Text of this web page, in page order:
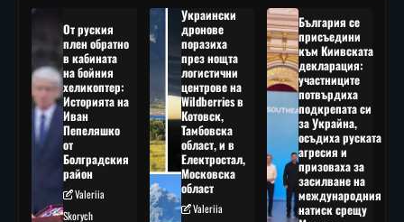
От руския
плен обратно
в кабината
на бойния
хеликоптер:
Историята на
Иван
Пепеляшко
от
Болградския
район
Valeriia
Skorych
Украински
дронове
поразиха
през нощта
логистични
центрове на
Wildberries в
Котовск,
Тамбовска
област, и в
Електростал,
Московска
област
Valeriia
България се
присъедини
към Киивската
декларация:
участниците
потвърдиха
подкрепата си
за Украйна,
осъдиха руската
агресия и
призоваха за
засилване на
международния
натиск срещу